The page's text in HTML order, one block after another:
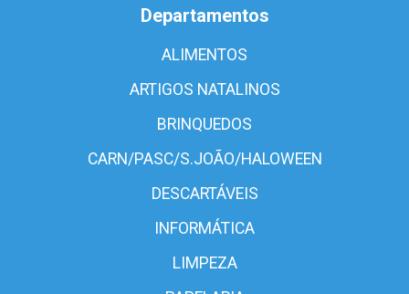
Departamentos
ALIMENTOS
ARTIGOS NATALINOS
BRINQUEDOS
CARN/PASC/S.JOÃO/HALOWEEN
DESCARTÁVEIS
INFORMÁTICA
LIMPEZA